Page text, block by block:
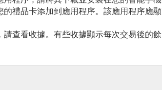
禮品卡添加到應用程序。該應用程序應顯
查看收據。有些收據顯示每次交易後的餘